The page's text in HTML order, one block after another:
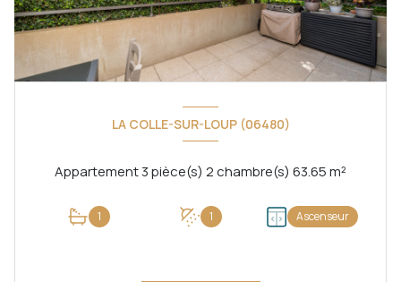
LA COLLE-SUR-LOUP (06480)
Appartement 3 pièce(s) 2 chambre(s) 63.65 m²
1 1 Ascenseur